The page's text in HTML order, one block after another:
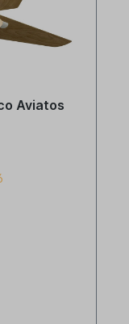
Aviatos